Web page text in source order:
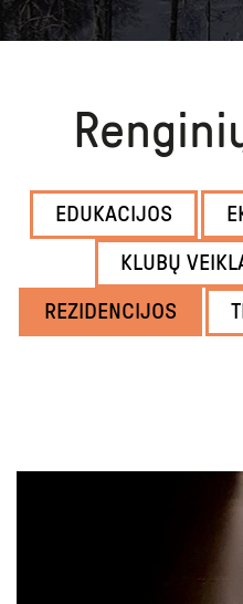
EDUKACIJOS
KLUBŲ
REZIDENCIJOS